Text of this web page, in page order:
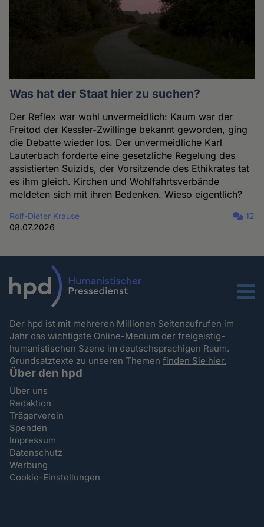
Was hat der Staat hier zu suchen?
Der Reflex war wohl unvermeidlich: Kaum war der
Freitod der Kessler-Zwillinge bekannt geworden, ging
die Debatte wieder los. Der unvermeidliche Karl
Lauterbach forderte eine gesetzliche Regelung des
assistierten Suizids, der Vorsitzende des Ethikrates tat
es ihm gleich. Kirchen und Wohlfahrtsverbände
meldeten sich mit ihren Bedenken. Wieso eigentlich?
Rolf-Dieter Krause
08.07.2026
12
Menu
Der hpd ist mit mehreren Millionen Seitenaufrufen im
Jahr das wichtigste Online-Medium der freigeistig-
humanistischen Szene im deutschsprachigen Raum.
Grundsatztexte zu unseren Themenfinden Sie hier.
Über den hpd
Über uns
Redaktion
Trägerverein
Spenden
Impressum
Datenschutz
Werbung
Cookie-Einstellungen